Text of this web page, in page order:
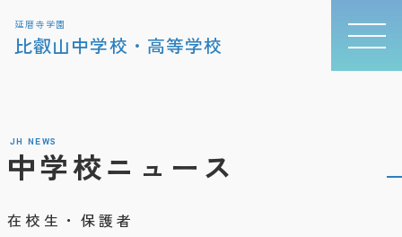
延暦寺学園
比叡山中学校・高等学校
JH NEWS
中学校ニュース
在校生・保護者